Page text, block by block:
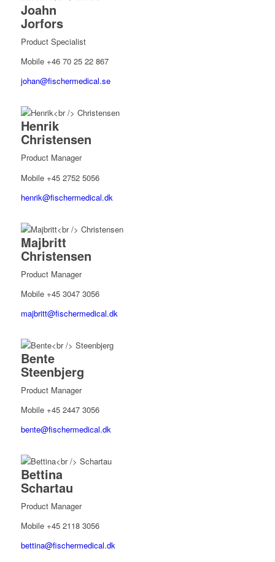
Joahn
Jorfors
Product Specialist
Mobile +46 70 25 22 867
johan@fischermedical.se
Henrik
Christensen
Product Manager
Mobile +45 2752 5056
henrik@fischermedical.dk
Majbritt
Christensen
Product Manager
Mobile +45 3047 3056
majbritt@fischermedical.dk
Bente
Steenbjerg
Product Manager
Mobile +45 2447 3056
bente@fischermedical.dk
Bettina
Schartau
Product Manager
Mobile +45 2118 3056
bettina@fischermedical.dk